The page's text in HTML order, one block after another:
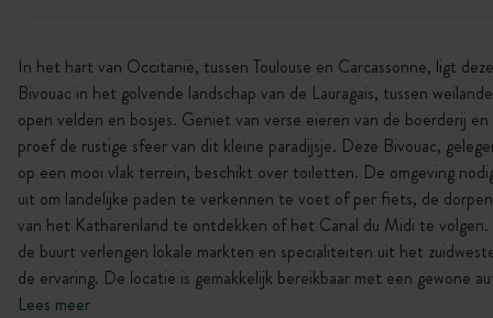
In het hart van Occitanië, tussen Toulouse en Carcassonne, ligt deze
Bivouac in het golvende landschap van de Lauragais, tussen
open velden en bosjes. Geniet van verse eieren van de boerderij en
proef de rustige sfeer van dit kleine paradijsje. Deze Bivouac,
op een mooi vlak terrein, beschikt over toiletten. De omgeving
uit om landelijke paden te verkennen te voet of per fiets, de dorpen
van het Katharenland te ontdekken of het Canal du Midi te
de buurt verlengen lokale markten en specialiteiten uit het
de ervaring. De locatie is gemakkelijk bereikbaar met een gewone
Lees meer